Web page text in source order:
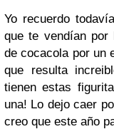
Yo recuerdo
que te vendían por
de cocacola por un
que resulta
tienen estas
una! Lo dejo caer
creo que este año